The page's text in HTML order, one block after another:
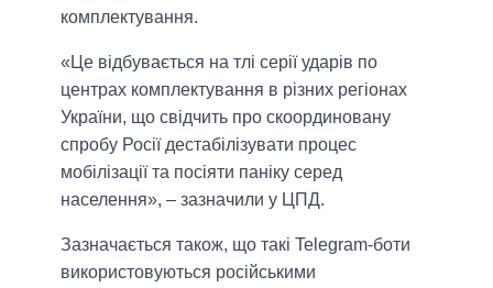
комплектування.
«Це відбувається на тлі серії ударів по
центрах комплектування в різних регіонах
України, що свідчить про скоординовану
спробу Росії дестабілізувати процес
мобілізації та посіяти паніку серед
населення», – зазначили у ЦПД.
Зазначається також, що такі Telegram-боти
використовуються російськими